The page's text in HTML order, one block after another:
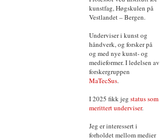
kunstfag, Høgskulen på
Vestlandet – Bergen.
Underviser i kunst og
håndverk, og forsker på
og med nye kunst- og
medieformer. I ledelsen av
forskergruppen
MaTecSus.
I 2025 fikk jeg status som
merittert underviser.
Jeg er interessert i
forholdet mellom medier